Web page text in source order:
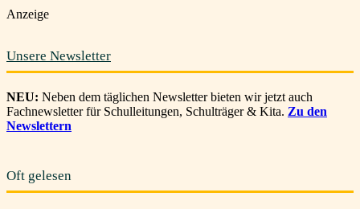
Anzeige
Unsere Newsletter
NEU: Neben dem täglichen Newsletter bieten wir jetzt auch
Fachnewsletter für Schulleitungen, Schulträger & Kita. Zu den
Newslettern
Oft gelesen